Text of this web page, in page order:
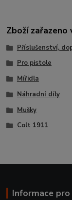
Zboží zařazeno
Příslušenství,
Pro pistole
Mířidla
Náhradní díly
Mušky
Colt 1911
Informace pro